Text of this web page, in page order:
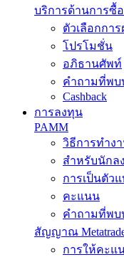
บริการด้านการซื้
ตัวเลือกกา
โปรโมชั่น
อภิธานศัพท์
คำถามที่พบ
Cashback
การลงทุน
PAMM
วิธีการทำง
สำหรับนักล
การเป็นตัว
คะแนน
คำถามที่พบ
สัญญาณ
การให้คะ